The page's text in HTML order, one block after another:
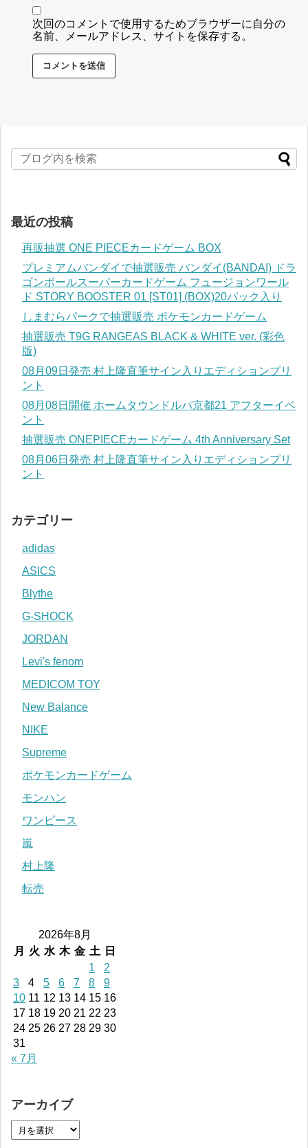
次回のコメントで使用するためブラウザーに自分の
名前、メールアドレス、サイトを保存する。
最近の投稿
再販抽選 ONE PIECEカードゲーム BOX
プレミアムバンダイで抽選販売 バンダイ(BANDAI) ドラ
ゴンボールスーパーカードゲーム フュージョンワール
ド STORY BOOSTER 01 [ST01] (BOX)20パック入り
しまむらパークで抽選販売 ポケモンカードゲーム
抽選販売 T9G RANGEAS BLACK & WHITE ver. (彩色
版)
08月09日発売 村上隆直筆サイン入りエディションプリ
ント
08月08日開催 ホームタウンドルパ京都21 アフターイベ
ント
抽選販売 ONEPIECEカードゲーム 4th Anniversary Set
08月06日発売 村上隆直筆サイン入りエディションプリ
ント
カテゴリー
adidas
ASICS
Blythe
G-SHOCK
JORDAN
Levi's fenom
MEDICOM TOY
New Balance
NIKE
Supreme
ポケモンカードゲーム
モンハン
ワンピース
嵐
村上隆
転売
2026年8月
月
火 水 木 金 土
日
1
2
3
4 5 6 7 8
9
10 11 12 13 14 15 16
17 18 19 20 21 22 23
24 25 26 27 28 29 30
31
« 7月
アーカイブ